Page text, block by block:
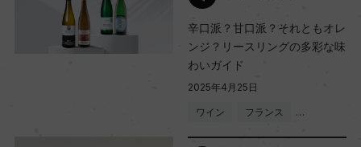
辛口派？甘口派？それともオレ
ンジ？リースリングの多彩な味
わいガイド
2025年4月25日
ワイン フランス …